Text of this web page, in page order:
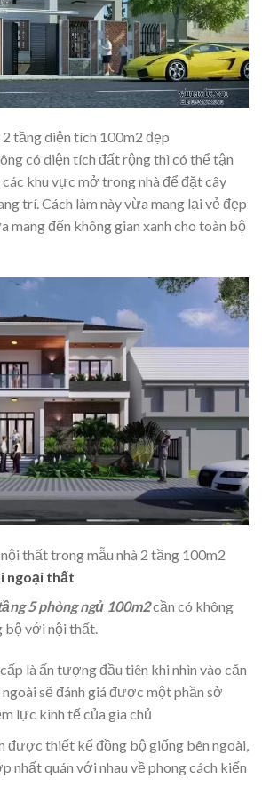
tầng diện tích 100m2 đẹp
có diện tích đất rộng thì có thể tận
khu vực mở trong nhà để đặt cây
trí. Cách làm này vừa mang lại vẻ đẹp
mang đến không gian xanh cho toàn bộ
thất trong mẫu nhà 2 tầng 100m2
ngoại thất
5 phòng ngủ 100m2cần có không
bộ với nội thất.
là ấn tượng đầu tiên khi nhìn vào căn
sẽ đánh giá được một phần sở
lực kinh tế của gia chủ
được thiết kế đồng bộ giống bên ngoài,
nhất quán với nhau về phong cách kiến